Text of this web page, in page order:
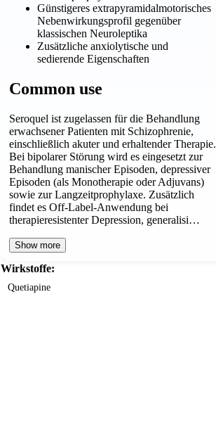
Günstigeres extrapyramidalmotorisches
Nebenwirkungsprofil gegenüber
klassischen Neuroleptika
Zusätzliche anxiolytische und
sedierende Eigenschaften
Common use
Seroquel ist zugelassen für die Behandlung
erwachsener Patienten mit Schizophrenie,
einschließlich akuter und erhaltender Therapie.
Bei bipolarer Störung wird es eingesetzt zur
Behandlung manischer Episoden, depressiver
Episoden (als Monotherapie oder Adjuvans)
sowie zur Langzeitprophylaxe. Zusätzlich
findet es Off-Label-Anwendung bei
therapieresistenter Depression, generalisi…
Show more
Wirkstoffe:
Quetiapine